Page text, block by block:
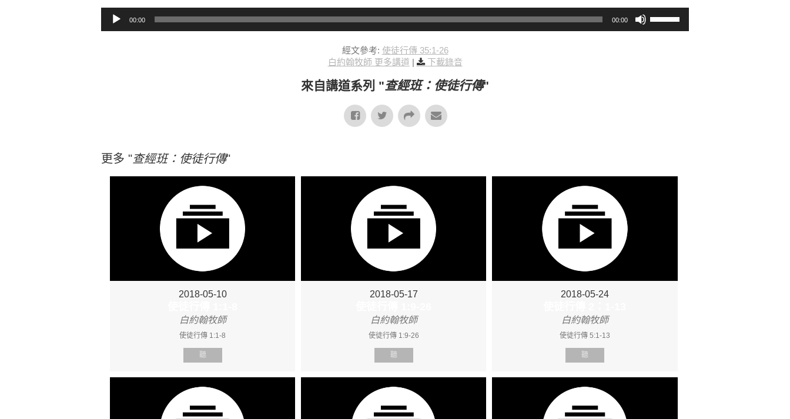
音訊播放器
00:00 00:00
使用向上/向下鍵以提高或降低音量。
經文參考: 使徒行傳 35:1-26
白約翰牧師 更多講道 | 下載錄音
來自講道系列 "查經班：使徒行傳"
更多 "查經班：使徒行傳"
2018-05-10
白約翰牧師
使徒行傳 1:1-8
聽
2018-05-17
白約翰牧師
使徒行傳 1:9-26
聽
2018-05-24
白約翰牧師
使徒行傳 5:1-13
聽